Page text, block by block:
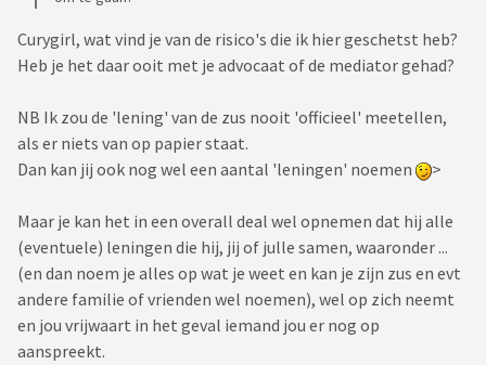
Curygirl, wat vind je van de risico's die ik hier geschetst heb?
Heb je het daar ooit met je advocaat of de mediator gehad?
NB Ik zou de 'lening' van de zus nooit 'officieel' meetellen,
als er niets van op papier staat.
Dan kan jij ook nog wel een aantal 'leningen' noemen
>
Maar je kan het in een overall deal wel opnemen dat hij alle
(eventuele) leningen die hij, jij of julle samen, waaronder ...
(en dan noem je alles op wat je weet en kan je zijn zus en evt
andere familie of vrienden wel noemen), wel op zich neemt
en jou vrijwaart in het geval iemand jou er nog op
aanspreekt.